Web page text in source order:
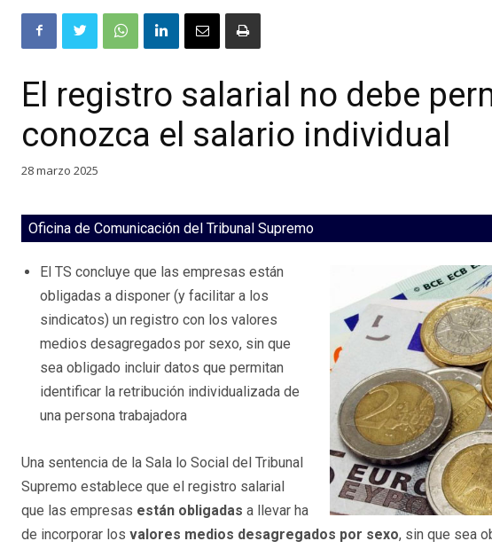
El registro salarial no debe
conozca el salario individual
28 marzo 2025
Oficina de Comunicación del Tribunal Supremo
El TS concluye que las empresas están
obligadas a disponer (y facilitar a los
sindicatos) un registro con los valores
medios desagregados por sexo, sin que
sea obligado incluir datos que permitan
identificar la retribución individualizada de
una persona trabajadora
Una sentencia de la Sala lo Social del Tribunal
Supremo establece que el registro salarial
que las empresas están obligadas a llevar ha
de incorporar los valores medios desagregados por sexo, sin que sea